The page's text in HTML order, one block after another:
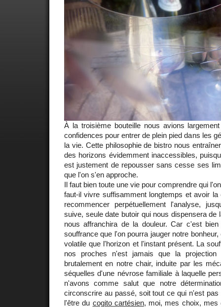
À la troisième bouteille nous avions
confidences pour entrer de plein pied dans les
la vie. Cette philosophie de bistro nous
des horizons évidemment inaccessibles,
est justement de repousser sans cesse ses
que l'on s'en approche.
Il faut bien toute une vie pour comprendre qui
faut-il vivre suffisamment longtemps et avoir
recommencer perpétuellement l'analyse,
suive, seule date butoir qui nous dispensera de
nous affranchira de la douleur. Car c'est
souffrance que l'on pourra jauger notre
volatile que l'horizon et l'instant présent. La
nos proches n'est jamais que la
brutalement en notre chair, induite par les
séquelles d'une névrose familiale à laquelle
n'avons comme salut que notre
circonscrire au passé, soit tout ce qui n'est
l'être du cogito cartésien, moi, mes choix, mes